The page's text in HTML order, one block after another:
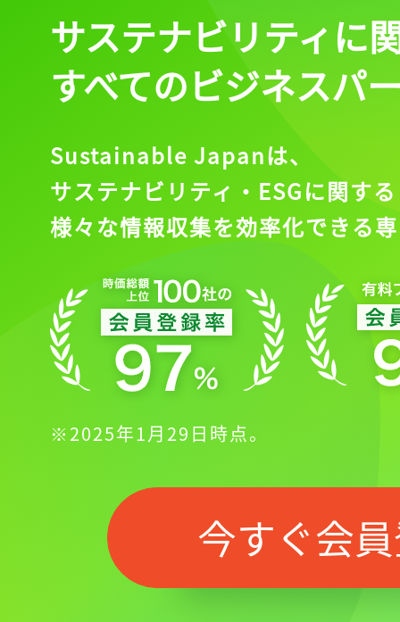
サステナビリティに
すべてのビジネスパ
Sustainable Japanは、
サステナビリティ・ESGに関する
様々な情報収集を効率化できる
※2025年1月29日時点。
今すぐ会